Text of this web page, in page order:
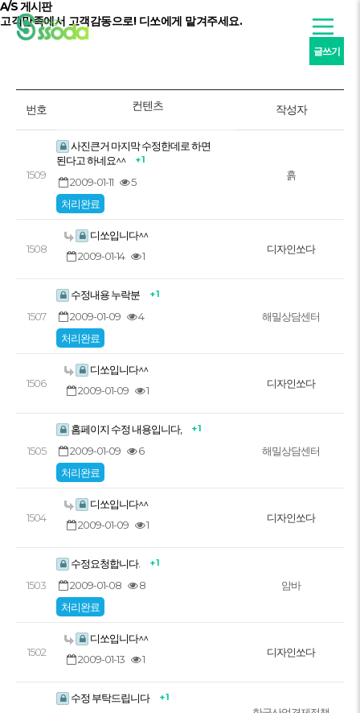
A/S 게시판
고객만족에서 고객감동으로! 디쏘에게 맡겨주세요.
글쓰기
번호 컨텐츠 작성자
1509
사진큰거 마지막 수정한데로 하면
된다고 하네요^^
+ 1
2009-01-11
5
처리완료
흙
1508
디쏘입니다^^
2009-01-14
1
디자인쏘다
1507
수정내용 누락분 + 1
2009-01-09
4
처리완료
해밀상담센터
1506
디쏘입니다^^
2009-01-09
1
디자인쏘다
1505
홈페이지 수정 내용입니다, + 1
2009-01-09
6
처리완료
해밀상담센터
1504
디쏘입니다^^
2009-01-09
1
디자인쏘다
1503
수정요청합니다. + 1
2009-01-08
8
처리완료
암바
1502
디쏘입니다^^
2009-01-13
1
디자인쏘다
수정 부탁드립니다 + 1